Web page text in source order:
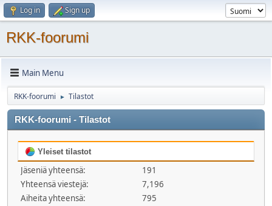
Log in Sign up
RKK-foorumi
Main Menu
RKK-foorumi ► Tilastot
RKK-foorumi - Tilastot
Yleiset tilastot
Jäseniä yhteensä:
191
Yhteensä viestejä:
7,196
Aiheita yhteensä:
795